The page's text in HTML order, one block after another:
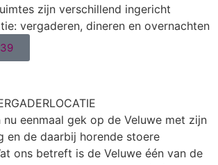
zijn verschillend ingericht
vergaderen, dineren en overnachten
eenmaal gek op de Veluwe met zijn
en de daarbij horende stoere
ons betreft is de Veluwe één van de